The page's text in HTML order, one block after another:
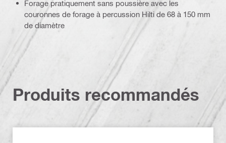
Forage pratiquement sans poussière avec les
couronnes de forage à percussion Hilti de 68 à 150 mm
de diamètre
Produits recommandés